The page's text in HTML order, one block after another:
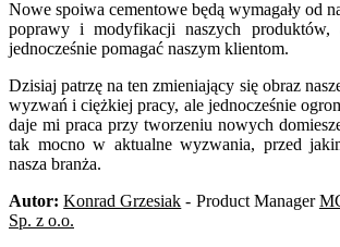
Nowe spoiwa cementowe będą wymagały od
poprawy i modyfikacji naszych
jednocześnie pomagać naszym klientom.
Dzisiaj patrzę na ten zmieniający się obraz
wyzwań i ciężkiej pracy, ale jednocześnie
daje mi praca przy tworzeniu nowych
tak mocno w aktualne wyzwania, przed
nasza branża.
Autor: Konrad Grzesiak - Product Manager
Sp. z o.o.